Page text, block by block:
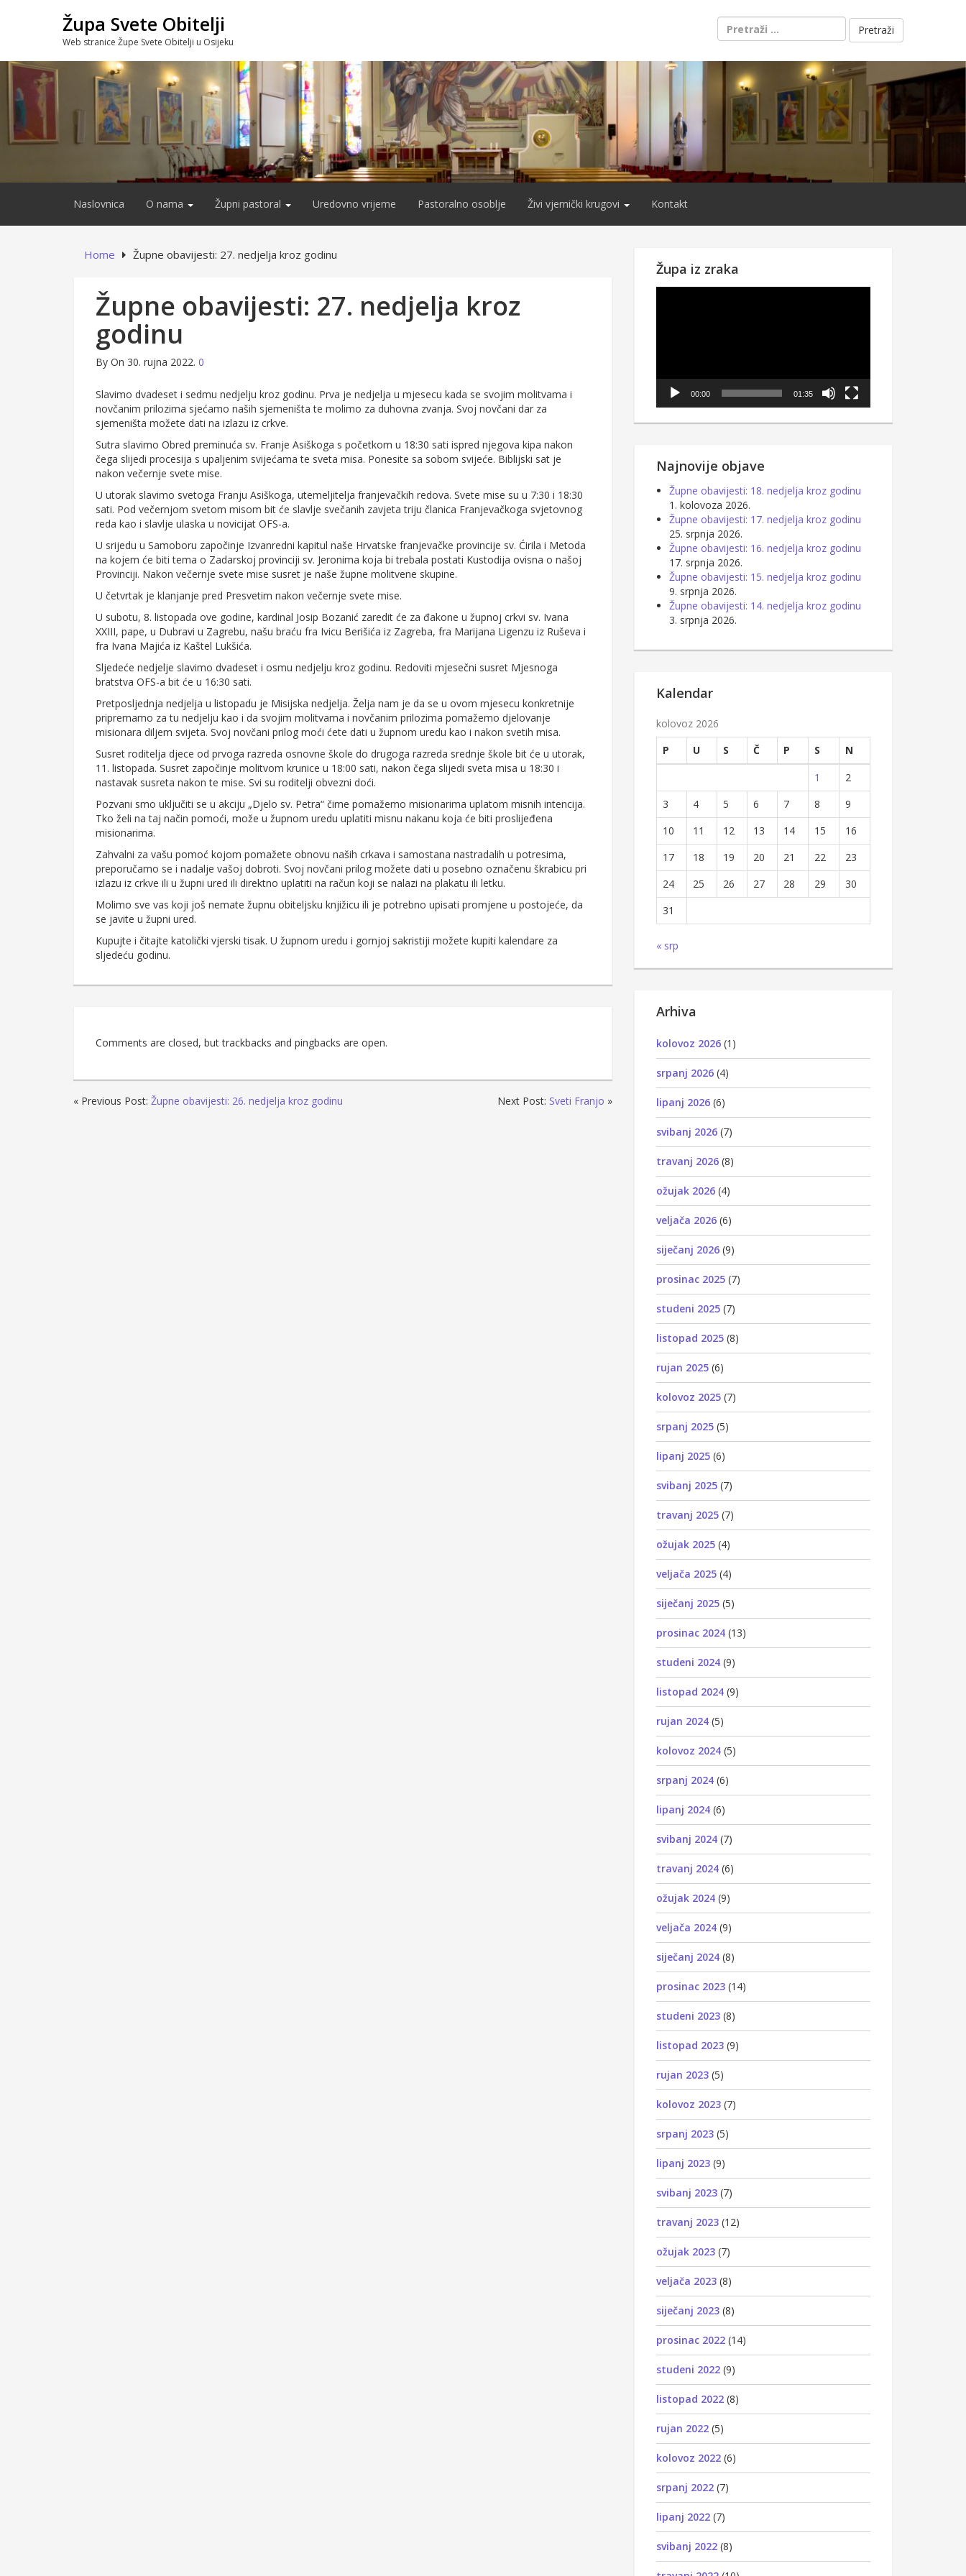
Župa Svete Obitelji
Web stranice Župe Svete Obitelji u Osijeku
Pretraži:
Naslovnica O nama Župni pastoral Uredovno vrijeme Pastoralno osoblje Živi vjernički krugovi Kontakt
Home Župne obavijesti: 27. nedjelja kroz godinu
Župne obavijesti: 27. nedjelja kroz
godinu
By On 30. rujna 2022. 0
Slavimo dvadeset i sedmu nedjelju kroz godinu. Prva je nedjelja u mjesecu kada se svojim molitvama i
novčanim prilozima sjećamo naših sjemeništa te molimo za duhovna zvanja. Svoj novčani dar za
sjemeništa možete dati na izlazu iz crkve.
Sutra slavimo Obred preminuća sv. Franje Asiškoga s početkom u 18:30 sati ispred njegova kipa nakon
čega slijedi procesija s upaljenim svijećama te sveta misa. Ponesite sa sobom svijeće. Biblijski sat je
nakon večernje svete mise.
U utorak slavimo svetoga Franju Asiškoga, utemeljitelja franjevačkih redova. Svete mise su u 7:30 i 18:30
sati. Pod večernjom svetom misom bit će slavlje svečanih zavjeta triju članica Franjevačkoga svjetovnog
reda kao i slavlje ulaska u novicijat OFS-a.
U srijedu u Samoboru započinje Izvanredni kapitul naše Hrvatske franjevačke provincije sv. Ćirila i Metoda
na kojem će biti tema o Zadarskoj provinciji sv. Jeronima koja bi trebala postati Kustodija ovisna o našoj
Provinciji. Nakon večernje svete mise susret je naše župne molitvene skupine.
U četvrtak je klanjanje pred Presvetim nakon večernje svete mise.
U subotu, 8. listopada ove godine, kardinal Josip Bozanić zaredit će za đakone u župnoj crkvi sv. Ivana
XXIII, pape, u Dubravi u Zagrebu, našu braću fra Ivicu Berišića iz Zagreba, fra Marijana Ligenzu iz Ruševa i
fra Ivana Majića iz Kaštel Lukšića.
Sljedeće nedjelje slavimo dvadeset i osmu nedjelju kroz godinu. Redoviti mjesečni susret Mjesnoga
bratstva OFS-a bit će u 16:30 sati.
Pretposljednja nedjelja u listopadu je Misijska nedjelja. Želja nam je da se u ovom mjesecu konkretnije
pripremamo za tu nedjelju kao i da svojim molitvama i novčanim prilozima pomažemo djelovanje
misionara diljem svijeta. Svoj novčani prilog moći ćete dati u župnom uredu kao i nakon svetih misa.
Susret roditelja djece od prvoga razreda osnovne škole do drugoga razreda srednje škole bit će u utorak,
11. listopada. Susret započinje molitvom krunice u 18:00 sati, nakon čega slijedi sveta misa u 18:30 i
nastavak susreta nakon te mise. Svi su roditelji obvezni doći.
Pozvani smo uključiti se u akciju „Djelo sv. Petra“ čime pomažemo misionarima uplatom misnih intencija.
Tko želi na taj način pomoći, može u župnom uredu uplatiti misnu nakanu koja će biti proslijeđena
misionarima.
Zahvalni za vašu pomoć kojom pomažete obnovu naših crkava i samostana nastradalih u potresima,
preporučamo se i nadalje vašoj dobroti. Svoj novčani prilog možete dati u posebno označenu škrabicu pri
izlazu iz crkve ili u župni ured ili direktno uplatiti na račun koji se nalazi na plakatu ili letku.
Molimo sve vas koji još nemate župnu obiteljsku knjižicu ili je potrebno upisati promjene u postojeće, da
se javite u župni ured.
Kupujte i čitajte katolički vjerski tisak. U župnom uredu i gornjoj sakristiji možete kupiti kalendare za
sljedeću godinu.
Comments are closed, but trackbacks and pingbacks are open.
« Previous Post: Župne obavijesti: 26. nedjelja kroz godinu Next Post: Sveti Franjo »
Župa iz zraka
00:00 01:35
Najnovije objave
Župne obavijesti: 18. nedjelja kroz godinu
1. kolovoza 2026.
Župne obavijesti: 17. nedjelja kroz godinu
25. srpnja 2026.
Župne obavijesti: 16. nedjelja kroz godinu
17. srpnja 2026.
Župne obavijesti: 15. nedjelja kroz godinu
9. srpnja 2026.
Župne obavijesti: 14. nedjelja kroz godinu
3. srpnja 2026.
Kalendar
kolovoz 2026
P
U S Č P S
N
1
2
3
4 5 6 7 8
9
10
11 12 13 14 15
16
17
18 19 20 21 22
23
24
25 26 27 28 29
30
31
« srp
Arhiva
kolovoz 2026 (1)
srpanj 2026 (4)
lipanj 2026 (6)
svibanj 2026 (7)
travanj 2026 (8)
ožujak 2026 (4)
veljača 2026 (6)
siječanj 2026 (9)
prosinac 2025 (7)
studeni 2025 (7)
listopad 2025 (8)
rujan 2025 (6)
kolovoz 2025 (7)
srpanj 2025 (5)
lipanj 2025 (6)
svibanj 2025 (7)
travanj 2025 (7)
ožujak 2025 (4)
veljača 2025 (4)
siječanj 2025 (5)
prosinac 2024 (13)
studeni 2024 (9)
listopad 2024 (9)
rujan 2024 (5)
kolovoz 2024 (5)
srpanj 2024 (6)
lipanj 2024 (6)
svibanj 2024 (7)
travanj 2024 (6)
ožujak 2024 (9)
veljača 2024 (9)
siječanj 2024 (8)
prosinac 2023 (14)
studeni 2023 (8)
listopad 2023 (9)
rujan 2023 (5)
kolovoz 2023 (7)
srpanj 2023 (5)
lipanj 2023 (9)
svibanj 2023 (7)
travanj 2023 (12)
ožujak 2023 (7)
veljača 2023 (8)
siječanj 2023 (8)
prosinac 2022 (14)
studeni 2022 (9)
listopad 2022 (8)
rujan 2022 (5)
kolovoz 2022 (6)
srpanj 2022 (7)
lipanj 2022 (7)
svibanj 2022 (8)